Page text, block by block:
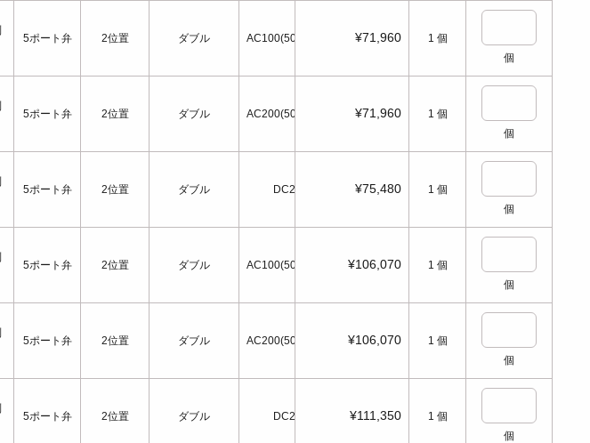
5ポート弁 2位置 ダブル AC100(50/60Hz)
5ポート弁 2位置 ダブル AC200(50/60Hz)
5ポート弁 2位置 ダブル DC24
5ポート弁 2位置 ダブル AC100(50/60Hz)
5ポート弁 2位置 ダブル AC200(50/60Hz)
5ポート弁 2位置 ダブル DC24
¥71,960 1 個
個
¥71,960 1 個
個
¥75,480 1 個
個
¥106,070 1 個
個
¥106,070 1 個
個
¥111,350 1 個
個